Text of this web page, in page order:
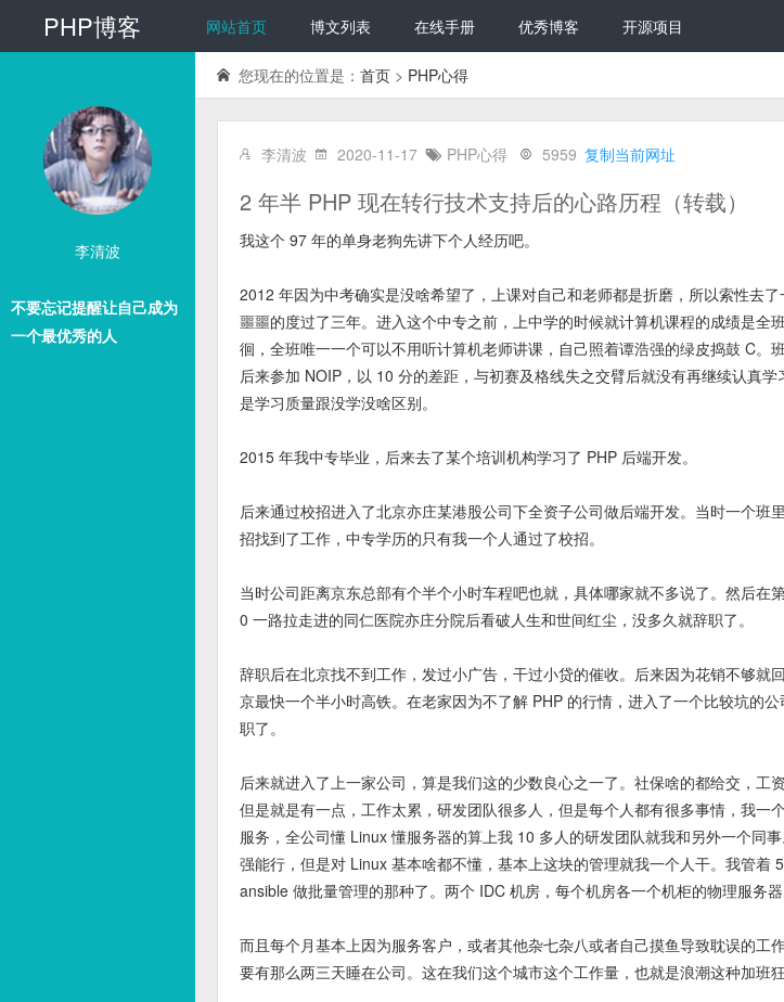
PHP博客 网站首页 博文列表 在线手册 优秀博客 开源项目
李清波
不要忘记提醒让自己成为
一个最优秀的人
您现在的位置是： 首页 > PHP心得
李清波 2020-11-17 PHP心得 5959 复制当前网址
2 年半 PHP 现在转行技术支持后的心路历程（转载）
我这个 97 年的单身老狗先讲下个人经历吧。
2012 年因为中考确实是没啥希望了，上课对自己和老师都是折磨，所以索性去
噩噩的度过了三年。进入这个中专之前，上中学的时候就计算机课程的成绩是全
徊，全班唯一一个可以不用听计算机老师讲课，自己照着谭浩强的绿皮捣鼓 C。
后来参加 NOIP，以 10 分的差距，与初赛及格线失之交臂后就没有再继续认真
是学习质量跟没学没啥区别。
2015 年我中专毕业，后来去了某个培训机构学习了 PHP 后端开发。
后来通过校招进入了北京亦庄某港股公司下全资子公司做后端开发。当时一个班
招找到了工作，中专学历的只有我一个人通过了校招。
当时公司距离京东总部有个半个小时车程吧也就，具体哪家就不多说了。然后在
0 一路拉走进的同仁医院亦庄分院后看破人生和世间红尘，没多久就辞职了。
辞职后在北京找不到工作，发过小广告，干过小贷的催收。后来因为花销不够就
京最快一个半小时高铁。在老家因为不了解 PHP 的行情，进入了一个比较坑的
职了。
后来就进入了上一家公司，算是我们这的少数良心之一了。社保啥的都给交，工
但是就是有一点，工作太累，研发团队很多人，但是每个人都有很多事情，我一
服务，全公司懂 Linux 懂服务器的算上我 10 多人的研发团队就我和另外一个同
强能行，但是对 Linux 基本啥都不懂，基本上这块的管理就我一个人干。我管着
ansible 做批量管理的那种了。两个 IDC 机房，每个机房各一个机柜的物理服务器
而且每个月基本上因为服务客户，或者其他杂七杂八或者自己摸鱼导致耽误的工
要有那么两三天睡在公司。这在我们这个城市这个工作量，也就是浪潮这种加班狂